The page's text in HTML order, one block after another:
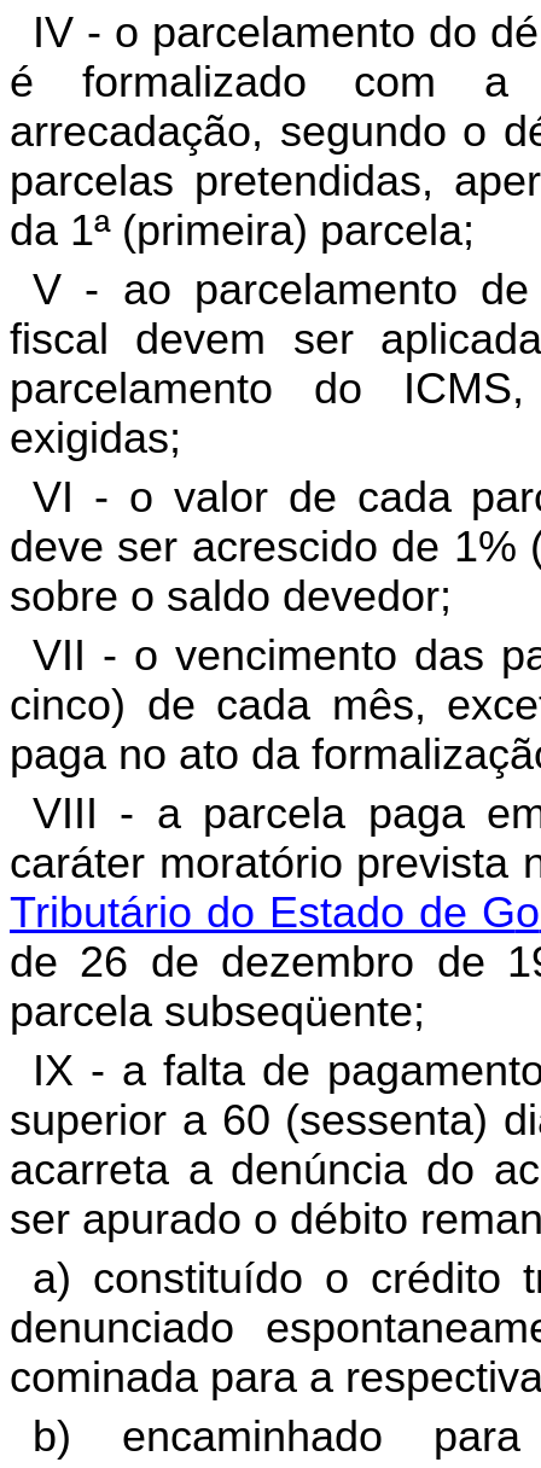
IV - o parcelamento do
é formalizado com a
arrecadação, segundo o
parcelas pretendidas,
da 1ª (primeira) parcela;
V - ao parcelamento
fiscal devem ser
parcelamento do
exigidas;
VI - o valor de cada
deve ser acrescido de 1%
sobre o saldo devedor;
VII - o vencimento das
cinco) de cada mês,
paga no ato da
VIII - a parcela paga
caráter moratório prevista
Tributário do Estado de Go
de 26 de dezembro de
parcela subseqüente;
IX - a falta de
superior a 60 (sessenta)
acarreta a denúncia do
ser apurado o débito
a) constituído o crédito
denunciado
cominada para a
b) encaminhado